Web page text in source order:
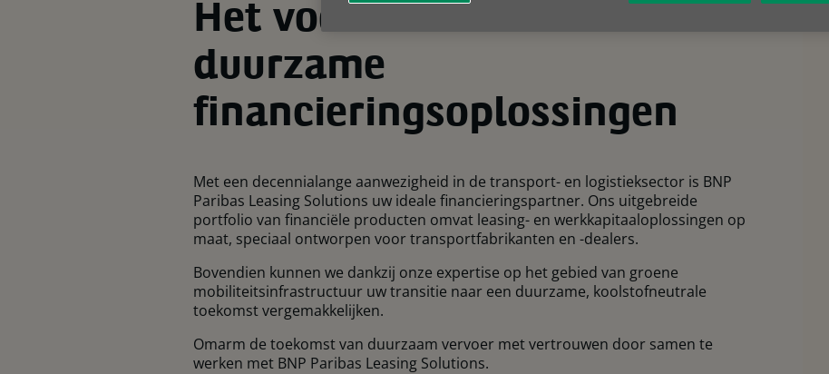
Het voortouw nemen met
duurzame
financieringsoplossingen
Met een decennialange aanwezigheid in de transport- en logistieksector is BNP
Paribas Leasing Solutions uw ideale financieringspartner. Ons uitgebreide
portfolio van financiële producten omvat leasing- en werkkapitaaloplossingen op
maat, speciaal ontworpen voor transportfabrikanten en -dealers.
Bovendien kunnen we dankzij onze expertise op het gebied van groene
mobiliteitsinfrastructuur uw transitie naar een duurzame, koolstofneutrale
toekomst vergemakkelijken.
Omarm de toekomst van duurzaam vervoer met vertrouwen door samen te
werken met BNP Paribas Leasing Solutions.